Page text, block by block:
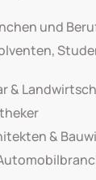
und
&
&